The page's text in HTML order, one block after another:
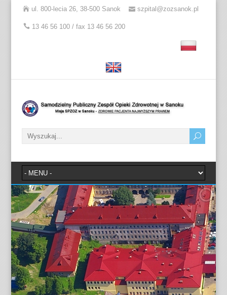
ul. 800-lecia 26, 38-500 Sanok szpital@zozsanok.pl
13 46 56 100 / fax 13 46 56 200